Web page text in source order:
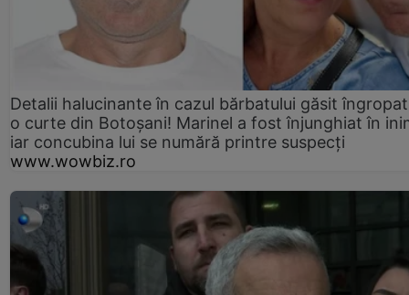
Detalii halucinante în cazul bărbatului găsit
o curte din Botoșani! Marinel a fost înjunghiat în
iar concubina lui se numără printre suspecți
www.wowbiz.ro